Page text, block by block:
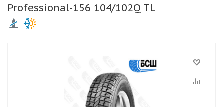
Professional-156 104/102Q TL